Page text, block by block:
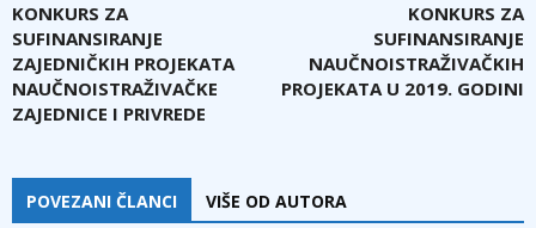
KONKURS ZA
SUFINANSIRANJE
ZAJEDNIČKIH PROJEKATA
NAUČNOISTRAŽIVAČKE
ZAJEDNICE I PRIVREDE
KONKURS ZA
SUFINANSIRANJE
NAUČNOISTRAŽIVAČKIH
PROJEKATA U 2019. GODINI
POVEZANI ČLANCI VIŠE OD AUTORA